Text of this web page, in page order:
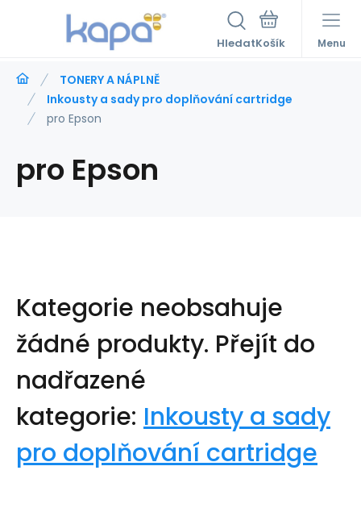
Hledat Menu
TONERY A NÁPLNĚ
Inkousty a sady pro doplňování cartridge
pro Epson
pro Epson
Kategorie neobsahuje
žádné produkty. Přejít do
nadřazené
kategorie: Inkousty a sady
pro doplňování cartridge